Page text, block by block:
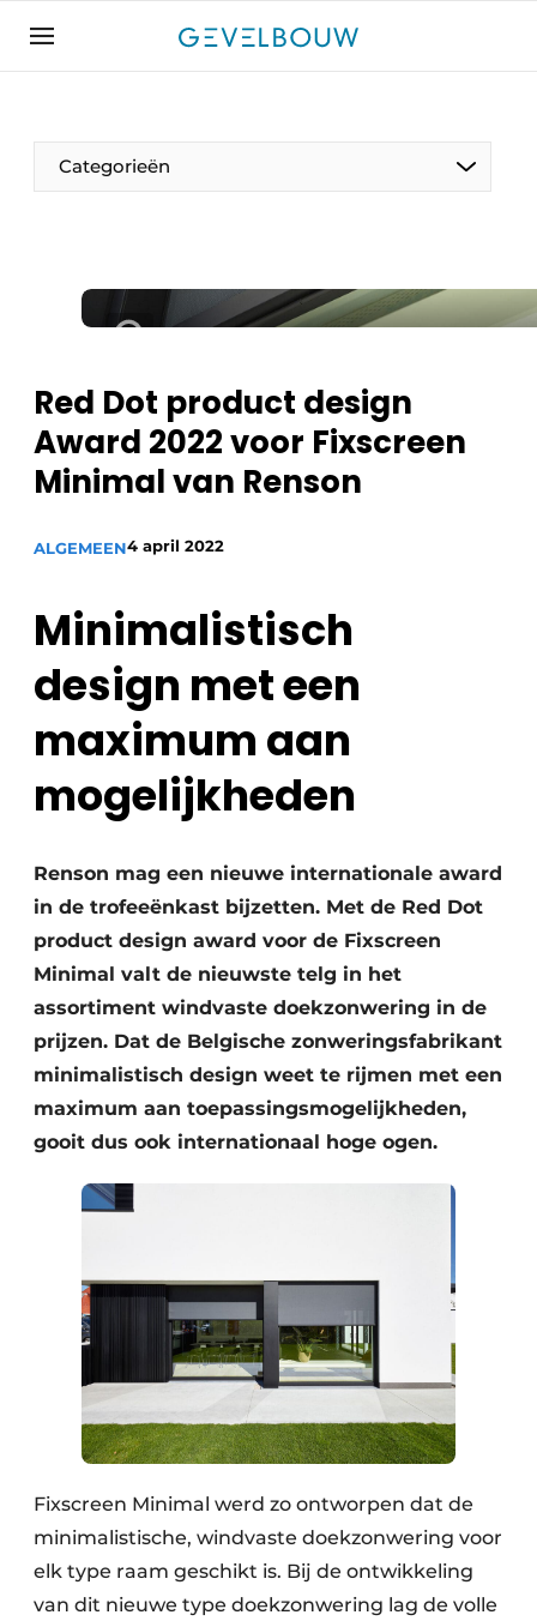
Aanmelden
Bedrijven
Contact
Evenement aanmelden
daken
Gevelbouw 2024-04
Meest gelezen
Podcasts
Vacature aanmelden
Vacatures
Video’s
Categorieën
Red Dot product design
Award 2022 voor Fixscreen
Minimal van Renson
ALGEMEEN4 april 2022
Minimalistisch
design met een
maximum aan
mogelijkheden
Renson mag een nieuwe internationale award
in de trofeeënkast bijzetten. Met de Red Dot
product design award voor de Fixscreen
Minimal valt de nieuwste telg in het
assortiment windvaste doekzonwering in de
prijzen. Dat de Belgische zonweringsfabrikant
minimalistisch design weet te rijmen met een
maximum aan toepassingsmogelijkheden,
gooit dus ook internationaal hoge ogen.
Fixscreen Minimal werd zo ontworpen dat de
minimalistische, windvaste doekzonwering voor
elk type raam geschikt is. Bij de ontwikkeling
van dit nieuwe type doekzonwering lag de volle